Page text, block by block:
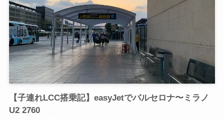
【子連れLCC搭乗記】easyJetでバルセロナ〜ミラノ
U2 2760